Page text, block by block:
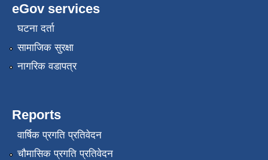
eGov services
घटना दर्ता
सामाजिक सुरक्षा
नागरिक वडापत्र
Reports
वार्षिक प्रगति प्रतिवेदन
चौमासिक प्रगति प्रतिवेदन